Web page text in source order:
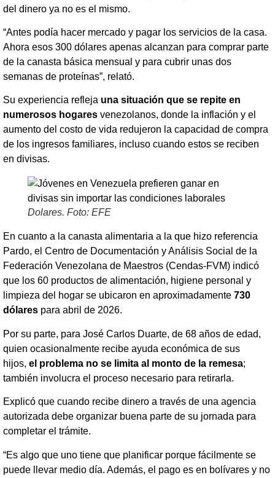
del dinero ya no es el mismo.
“Antes podía hacer mercado y pagar los servicios de la casa.
Ahora esos 300 dólares apenas alcanzan para comprar parte
de la canasta básica mensual y para cubrir unas dos
semanas de proteínas”, relató.
Su experiencia refleja una situación que se repite en
numerosos hogares venezolanos, donde la inflación y el
aumento del costo de vida redujeron la capacidad de compra
de los ingresos familiares, incluso cuando estos se reciben
en divisas.
Dolares. Foto: EFE
En cuanto a la canasta alimentaria a la que hizo referencia
Pardo, el Centro de Documentación y Análisis Social de la
Federación Venezolana de Maestros (Cendas-FVM) indicó
que los 60 productos de alimentación, higiene personal y
limpieza del hogar se ubicaron en aproximadamente 730
dólares para abril de 2026.
Por su parte, para José Carlos Duarte, de 68 años de edad,
quien ocasionalmente recibe ayuda económica de sus
hijos, el problema no se limita al monto de la remesa;
también involucra el proceso necesario para retirarla.
Explicó que cuando recibe dinero a través de una agencia
autorizada debe organizar buena parte de su jornada para
completar el trámite.
“Es algo que uno tiene que planificar porque fácilmente se
puede llevar medio día. Además, el pago es en bolívares y no